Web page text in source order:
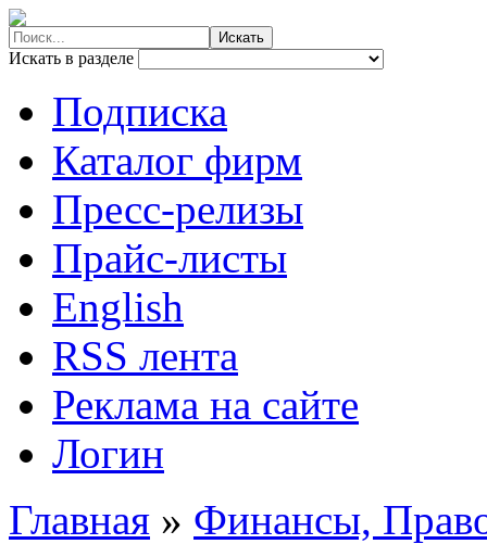
Искать в разделе
Подписка
Каталог фирм
Пресс-релизы
Прайс-листы
English
RSS лента
Реклама на сайте
Логин
Главная » Финансы,